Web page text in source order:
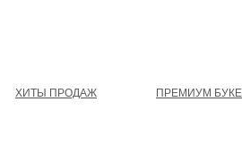
ХИТЫ ПРОДАЖ ПРЕМИУМ